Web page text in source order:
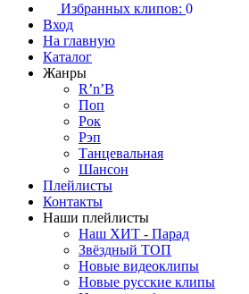
Избранных клипов: 0
Вход
На главную
Каталог
Жанры
R’n’B
Поп
Рок
Рэп
Танцевальная
Шансон
Плейлисты
Контакты
Наши плейлисты
Наш ХИТ - Парад
Звёздный ТОП
Новые видеоклипы
Новые русские клипы